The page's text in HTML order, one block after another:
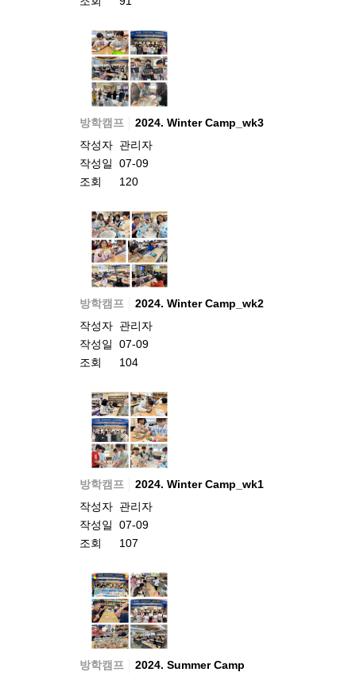
방학캠프
2024. Winter Camp_wk3
작성자 관리자
작성일
07-09
조회
120
방학캠프
2024. Winter Camp_wk2
작성자 관리자
작성일
07-09
조회
104
방학캠프
2024. Winter Camp_wk1
작성자 관리자
작성일
07-09
조회
107
방학캠프
2024. Summer Camp